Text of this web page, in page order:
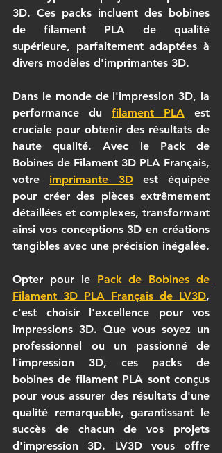
3D. Ces packs incluent des bobines
de filament PLA de qualité
supérieure, parfaitement adaptées à
divers modèles d'imprimantes 3D.
Dans le monde de l'impression 3D, la
performance du filament PLA est
cruciale pour obtenir des résultats de
haute qualité. Avec le Pack de
Bobines de Filament 3D PLA Français,
votre imprimante 3D est équipée
pour créer des pièces extrêmement
détaillées et complexes, transformant
ainsi vos conceptions 3D en créations
tangibles avec une précision inégalée.
Opter pour le Pack de Bobines de
Filament 3D PLA Français de LV3D,
c'est choisir l'excellence pour vos
impressions 3D. Que vous soyez un
professionnel ou un passionné de
l'impression 3D, ces packs de
bobines de filament PLA sont conçus
pour vous assurer des résultats d'une
qualité remarquable, garantissant le
succès de chacun de vos projets
d'impression 3D. LV3D vous offre